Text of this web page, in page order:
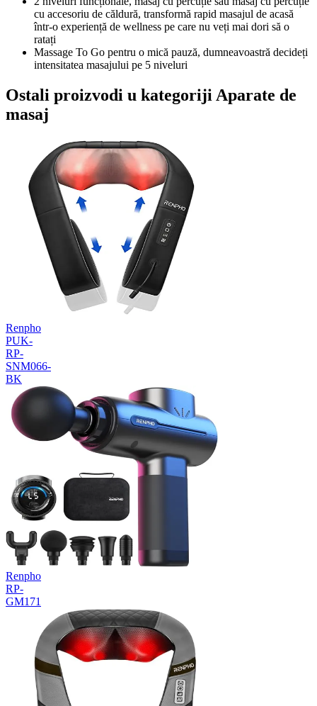
cu accesoriu de căldură, transformă rapid masajul de acasă
într-o experiență de wellness pe care nu veți mai dori să o
ratați
Massage To Go pentru o mică pauză, dumneavoastră decideți
intensitatea masajului pe 5 niveluri
Ostali proizvodi u kategoriji Aparate de
masaj
Renpho
PUK-
RP-
SNM066-
BK
Renpho
RP-
GM171